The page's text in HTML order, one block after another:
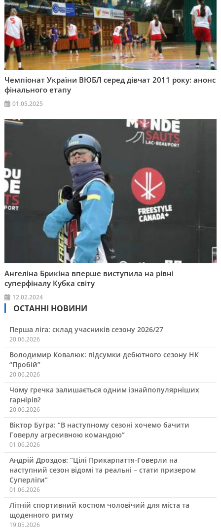
Чемпіонат України ВЮБЛ серед дівчат 2011 року: анонс
фінального етапу
01.05.2025
Ангеліна Брикіна вперше виступила на рівні
суперфіналу Кубка світу
12.02.2024
ОСТАННІ НОВИНИ
Перша ліга: склад учасників сезону 2026/27
20.06.2026
Володимир Ковалюк: підсумки дебютного сезону НК
“Пробій”
20.06.2026
Чому гречка залишається одним ізнайпопулярніших
гарнірів?
20.06.2026
Віктор Бугра: “В наступному сезоні хочемо бачити
Говерлу агресивною командою”
01.06.2026
Андрій Дроздов: “Цілі Прикарпаття-Говерли на
наступний сезон відомі та реальні – стати призером
Суперліги”
01.06.2026
Літній спортивний костюм чоловічий для міста та
щоденного ритму
19.05.2026